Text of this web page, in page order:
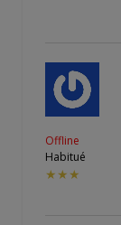
Offline
Habitué
★★★